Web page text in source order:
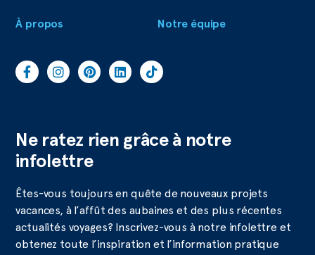
À propos Notre équipe
Ne ratez rien grâce à notre
infolettre
Êtes-vous toujours en quête de nouveaux projets
vacances, à l’affût des aubaines et des plus récentes
actualités voyages? Inscrivez-vous à notre infolettre et
obtenez toute l’inspiration et l’information pratique